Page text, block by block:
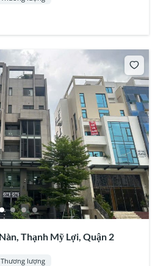
Thạnh Mỹ Lợi, Quận 2
Thương lượng